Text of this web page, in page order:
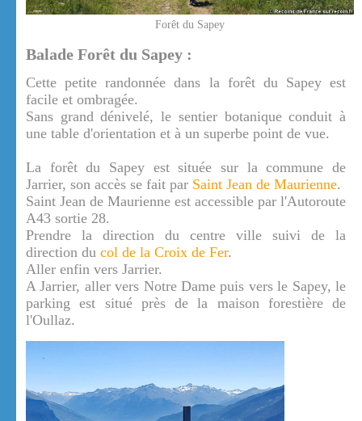
Forêt du Sapey
Balade Forêt du Sapey :
Cette petite randonnée dans la forêt du Sapey est
facile et ombragée.
Sans grand dénivelé, le sentier botanique conduit à
une table d'orientation et à un superbe point de vue.
La forêt du Sapey est située sur la commune de
Jarrier, son accès se fait par Saint Jean de Maurienne.
Saint Jean de Maurienne est accessible par l'Autoroute
A43 sortie 28.
Prendre la direction du centre ville suivi de la
direction du col de la Croix de Fer.
Aller enfin vers Jarrier.
A Jarrier, aller vers Notre Dame puis vers le Sapey, le
parking est situé près de la maison forestière de
l'Oullaz.